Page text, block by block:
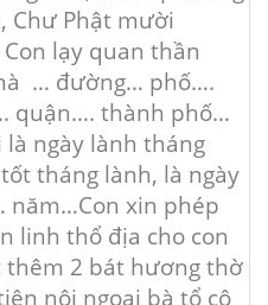
Chư Phật mười
Con lạy quan thần
… đường… phố….
quận…. thành phố…
là ngày lành tháng
tháng lành, là ngày
năm…Con xin phép
linh thổ địa cho con
thêm 2 bát hương thờ
nội ngoại bà tổ cô